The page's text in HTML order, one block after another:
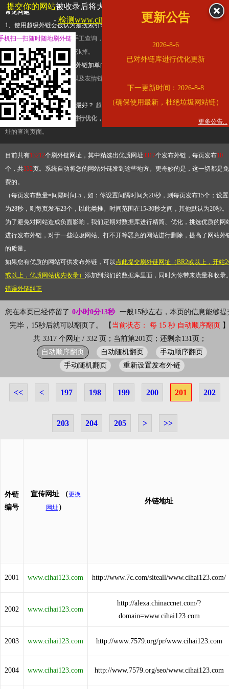
常见问题
1、使用超级外链会被认为是搜索引擎优化作弊吗？ 超级外链只是一个简便而集成
查询工具，模拟的是正常手工查询，不是作弊。如果是作弊，那您可以使用超级外
推广竞争对手的网址，让它k掉。
2、网站优化单纯依靠超级外链加单向链接可行吗？
链，需要结合普通的外链以及友情链接，您可以到站长论坛发布外链，到友情链接
台交换友情链接。
3、如何使用超级外链效果最好？ 超级外链不同于普通的外链，它是动态的链接，
有频繁使用超级外链工具进行优化，才能获得稳定的外链
，最终使搜索引擎收录带
址的查询页面。
目前共有13212个刷外链网址，其中精选出优质网址3317个发布外链，每页发布10
个，共332页。系统自动将您的网站外链发到这些地方。更奇妙的是，这一切都是免
费的。
（每页发布数量=间隔时间-5，如：你设置间隔时间为20秒，则每页发布15个；设置
为28秒，则每页发布23个，以此类推。时间范围在15-30秒之间，其他默认为20秒
为了避免对网站造成负面影响，我们定期对数据库进行精简、优化，挑选优质的网
进行发布外链，对于一些垃圾网站、打不开等恶意的网站进行删除，提高了网站外
的质量。
如果您有优质的网站可供发布外链，可以点此提交刷外链网址（BR2或以上，开站
或以上，优质网站优先收录） 添加到我们的数据库里面，同时为你带来流量和收录
错误外链纠正
您在本页已经停留了 0小时0分13秒 一般15秒左右，本页的信息能够提
完毕，15秒后就可以翻页了。 【 当前状态： 每 15 秒 自动顺序翻页 】
共 3317 个网址 / 332 页；当前第201页；还剩余131页；
自动顺序翻页 自动随机翻页
手动顺序翻页
手动随机翻页
重新设置发布外链
<< < 197 198 199 200 201 202
203 204 205 > >>
外链
编号
宣传网址 （更换
网址 ）
外链地址
2001 www.cihai123.com http://www.7c.com/siteall/www.cihai123.com/
2002 www.cihai123.com
http://alexa.chinaccnet.com/?
domain=www.cihai123.com
2003 www.cihai123.com http://www.7579.org/pr/www.cihai123.com
2004 www.cihai123.com http://www.7579.org/seo/www.cihai123.com
提交你的网站被收录后将大幅提升流量和外链，
查看展示页面
- 检测www.cihai123.com是否收录
更新公告
2026-8-6
已对外链库进行优化更新
下一更新时间：2026-8-8
（确保使用最新，杜绝垃圾网站链）
更多公告...
机扫一扫随时随地刷外链